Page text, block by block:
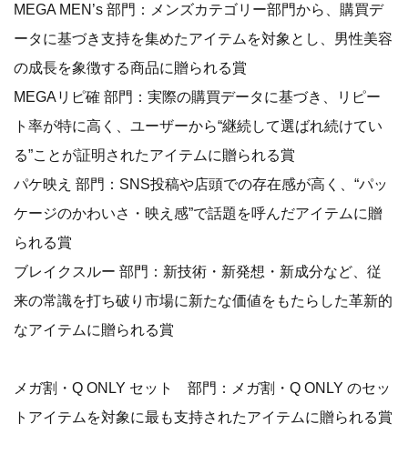
MEGA MEN’s 部門：メンズカテゴリー部門から、購買デ
ータに基づき支持を集めたアイテムを対象とし、男性美容
の成長を象徴する商品に贈られる賞
MEGAリピ確 部門：実際の購買データに基づき、リピー
ト率が特に高く、ユーザーから“継続して選ばれ続けてい
る”ことが証明されたアイテムに贈られる賞
パケ映え 部門：SNS投稿や店頭での存在感が高く、“パッ
ケージのかわいさ・映え感”で話題を呼んだアイテムに贈
られる賞
ブレイクスルー 部門：新技術・新発想・新成分など、従
来の常識を打ち破り市場に新たな価値をもたらした革新的
なアイテムに贈られる賞
メガ割・Q ONLY セット 部門：メガ割・Q ONLY のセッ
トアイテムを対象に最も支持されたアイテムに贈られる賞